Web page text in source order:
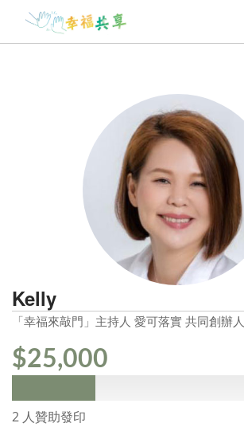
最新一季翻翻卡
登入
Kelly
「幸福來敲門」主持人 愛可落實 共同創辦人
$25,000
2 人贊助發印